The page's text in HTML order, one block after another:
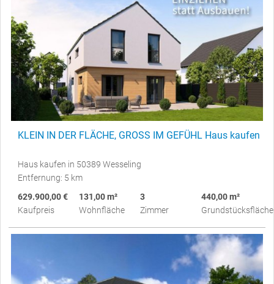
KLEIN IN DER FLÄCHE, GROSS IM GEFÜHL Haus kaufen
Haus kaufen in 50389 Wesseling
Entfernung: 5 km
629.900,00 €
Kaufpreis
131,00 m²
Wohnfläche
3
Zimmer
440,00 m²
Grundstücksfläche